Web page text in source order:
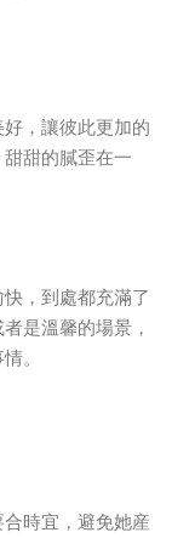
，讓彼此更加的
甜的膩歪在一
，到處都充滿了
是溫馨的場景，
。
時宜，避免她産